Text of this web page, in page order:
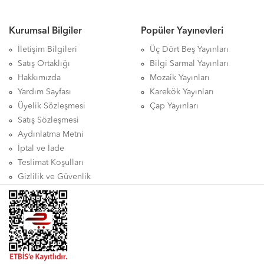
Kurumsal Bilgiler
İletişim Bilgileri
Satış Ortaklığı
Hakkımızda
Yardım Sayfası
Üyelik Sözleşmesi
Satış Sözleşmesi
Aydınlatma Metni
İptal ve İade
Teslimat Koşulları
Gizlilik ve Güvenlik
Popüler Yayınevleri
Üç Dört Beş Yayınları
Bilgi Sarmal Yayınları
Mozaik Yayınları
Karekök Yayınları
Çap Yayınları